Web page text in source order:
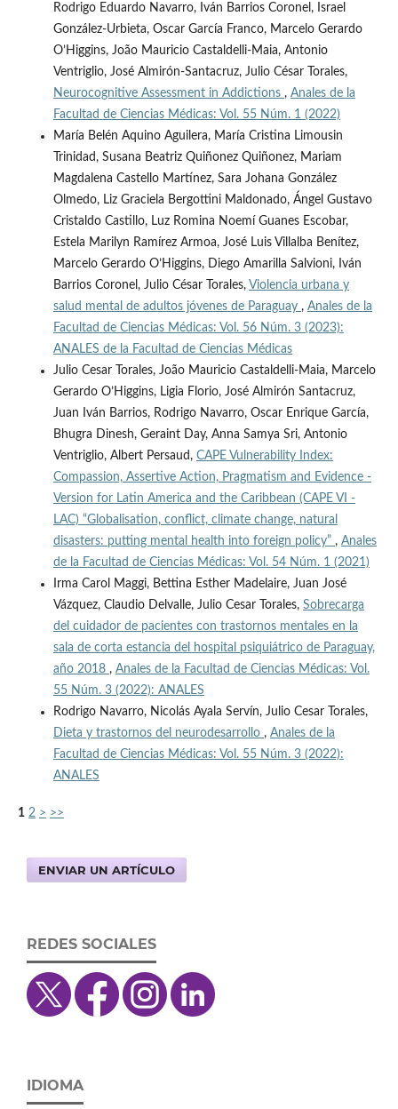
Rodrigo Eduardo Navarro, Iván Barrios Coronel, Israel
González-Urbieta, Oscar García Franco, Marcelo Gerardo
O’Higgins, João Mauricio Castaldelli-Maia, Antonio
Ventriglio, José Almirón-Santacruz, Julio César Torales,
Neurocognitive Assessment in Addictions , Anales de la
Facultad de Ciencias Médicas: Vol. 55 Núm. 1 (2022)
María Belén Aquino Aguilera, María Cristina Limousin
Trinidad, Susana Beatriz Quiñonez Quiñonez, Mariam
Magdalena Castello Martínez, Sara Johana González
Olmedo, Liz Graciela Bergottini Maldonado, Ángel Gustavo
Cristaldo Castillo, Luz Romina Noemí Guanes Escobar,
Estela Marilyn Ramírez Armoa, José Luis Villalba Benítez,
Marcelo Gerardo O’Higgins, Diego Amarilla Salvioni, Iván
Barrios Coronel, Julio César Torales, Violencia urbana y
salud mental de adultos jóvenes de Paraguay , Anales de la
Facultad de Ciencias Médicas: Vol. 56 Núm. 3 (2023):
ANALES de la Facultad de Ciencias Médicas
Julio Cesar Torales, João Mauricio Castaldelli-Maia, Marcelo
Gerardo O’Higgins, Ligia Florio, José Almirón Santacruz,
Juan Iván Barrios, Rodrigo Navarro, Oscar Enrique García,
Bhugra Dinesh, Geraint Day, Anna Samya Sri, Antonio
Ventriglio, Albert Persaud, CAPE Vulnerability Index:
Compassion, Assertive Action, Pragmatism and Evidence -
Version for Latin America and the Caribbean (CAPE VI -
LAC) “Globalisation, conflict, climate change, natural
disasters: putting mental health into foreign policy” , Anales
de la Facultad de Ciencias Médicas: Vol. 54 Núm. 1 (2021)
Irma Carol Maggi, Bettina Esther Madelaire, Juan José
Vázquez, Claudio Delvalle, Julio Cesar Torales, Sobrecarga
del cuidador de pacientes con trastornos mentales en la
sala de corta estancia del hospital psiquiátrico de Paraguay,
año 2018 , Anales de la Facultad de Ciencias Médicas: Vol.
55 Núm. 3 (2022): ANALES
Rodrigo Navarro, Nicolás Ayala Servín, Julio Cesar Torales,
Dieta y trastornos del neurodesarrollo , Anales de la
Facultad de Ciencias Médicas: Vol. 55 Núm. 3 (2022):
ANALES
1 2 > >>
ENVIAR UN ARTÍCULO
REDES SOCIALES
IDIOMA